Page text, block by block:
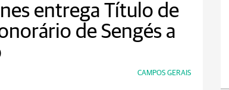
entrega Título de
de Sengés a
CAMPOS GERAIS